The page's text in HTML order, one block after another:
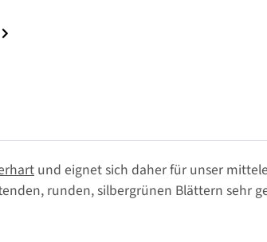
und eignet sich daher für unser
runden, silbergrünen Blättern sehr